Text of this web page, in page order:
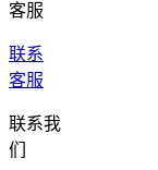
客服
联系
客服
联系我
们